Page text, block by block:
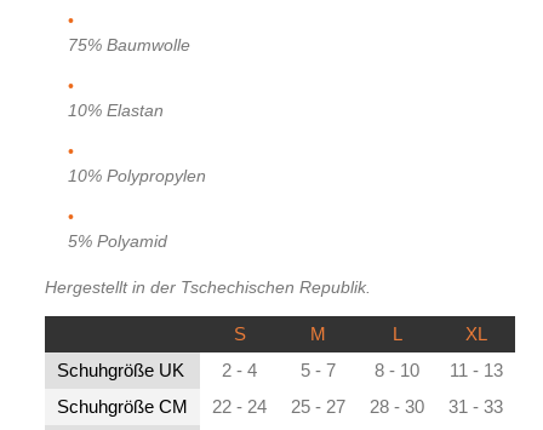
75% Baumwolle
10% Elastan
10% Polypropylen
5% Polyamid
Hergestellt in der Tschechischen Republik.
S M L XL
Schuhgröße UK 2 - 4 5 - 7 8 - 10
11 - 13
Schuhgröße CM
22 - 24 25 - 27 28 - 30 31 - 33